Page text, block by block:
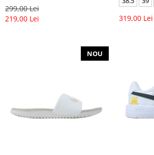
299,00 Lei
219,00 Lei
319,00 Lei
NOU